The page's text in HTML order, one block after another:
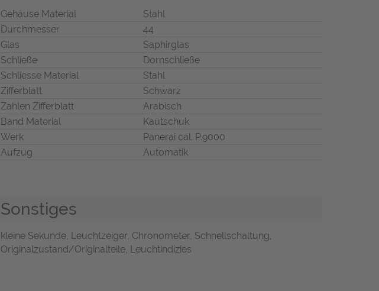
Gehäuse Material
Stahl
Durchmesser
44
Glas
Saphirglas
Schließe
Dornschließe
Schliesse Material
Stahl
Zifferblatt
Schwarz
Zahlen Zifferblatt
Arabisch
Band Material
Kautschuk
Werk
Panerai cal. P.9000
Aufzug
Automatik
Sonstiges
kleine Sekunde, Leuchtzeiger, Chronometer, Schnellschaltung,
Originalzustand/Originalteile, Leuchtindizies